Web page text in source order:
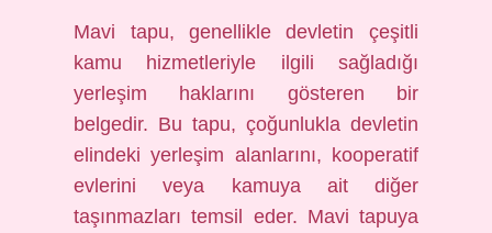
Mavi tapu, genellikle devletin çeşitli
kamu hizmetleriyle ilgili sağladığı
yerleşim haklarını gösteren bir
belgedir. Bu tapu, çoğunlukla devletin
elindeki yerleşim alanlarını, kooperatif
evlerini veya kamuya ait diğer
taşınmazları temsil eder. Mavi tapuya